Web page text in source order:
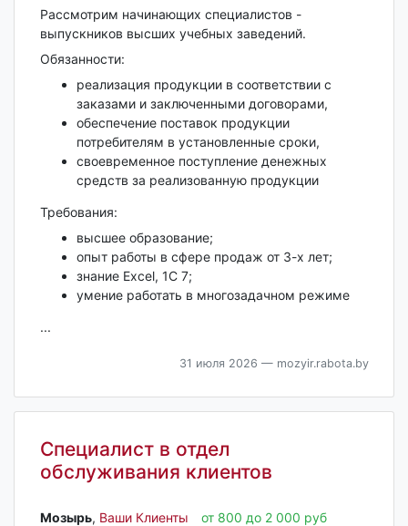
Рассмотрим начинающих специалистов -
выпускников высших учебных заведений.
Обязанности:
реализация продукции в соответствии с
заказами и заключенными договорами,
обеспечение поставок продукции
потребителям в установленные сроки,
своевременное поступление денежных
средств за реализованную продукции
Требования:
высшее образование;
опыт работы в сфере продаж от 3-х лет;
знание Excel, 1C 7;
умение работать в многозадачном режиме
...
31 июля 2026 — mozyir.rabota.by
Специалист в отдел
обслуживания клиентов
Мозырь‎, Ваши Клиенты от 800 до 2 000 руб